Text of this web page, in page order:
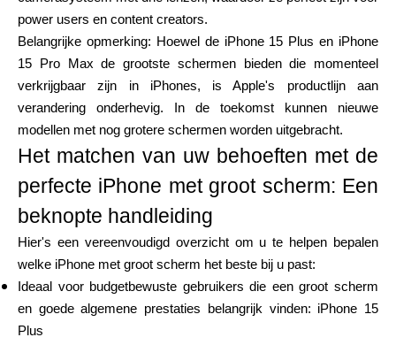
power users en content creators.
Belangrijke opmerking: Hoewel de iPhone 15 Plus en iPhone
15 Pro Max de grootste schermen bieden die momenteel
verkrijgbaar zijn in iPhones, is Apple's productlijn aan
verandering onderhevig. In de toekomst kunnen nieuwe
modellen met nog grotere schermen worden uitgebracht.
Het matchen van uw behoeften met de
perfecte iPhone met groot scherm: Een
beknopte handleiding
Hier's een vereenvoudigd overzicht om u te helpen bepalen
welke iPhone met groot scherm het beste bij u past:
Ideaal voor budgetbewuste gebruikers die een groot scherm
en goede algemene prestaties belangrijk vinden: iPhone 15
Plus